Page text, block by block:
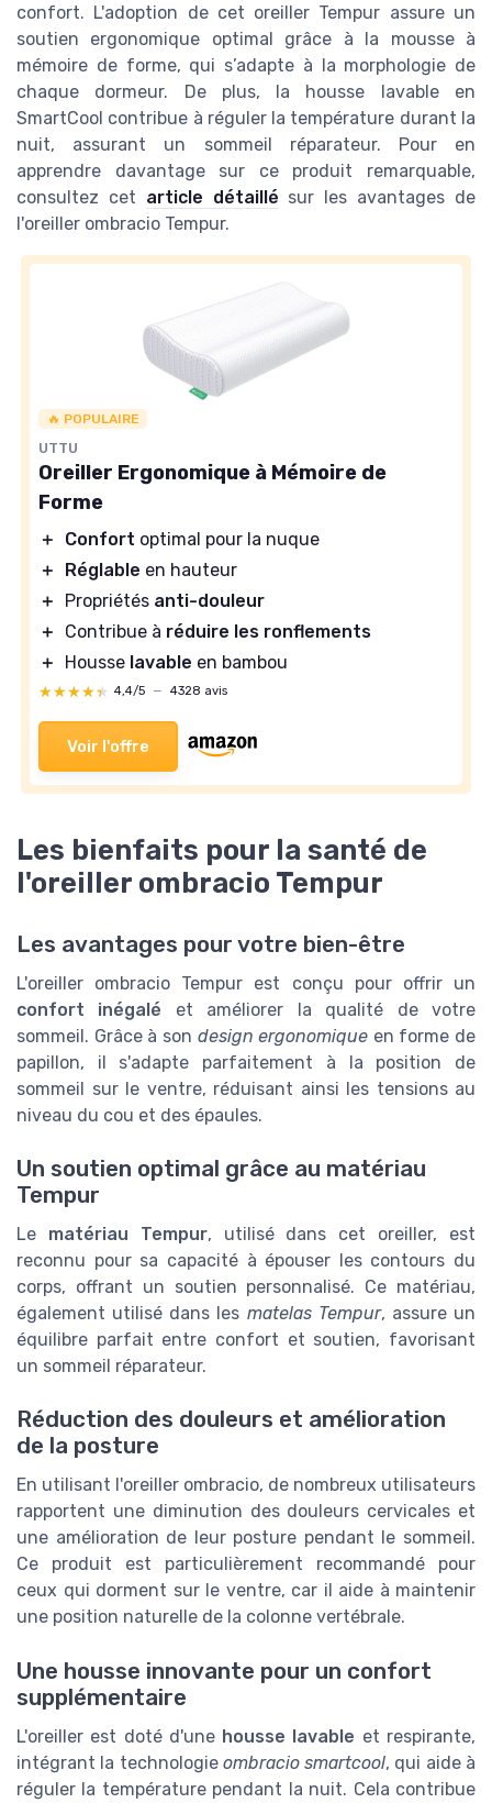
confort. L'adoption de cet oreiller Tempur assure un
soutien ergonomique optimal grâce à la mousse à
mémoire de forme, qui s’adapte à la morphologie de
chaque dormeur. De plus, la housse lavable en
SmartCool contribue à réguler la température durant la
nuit, assurant un sommeil réparateur. Pour en
apprendre davantage sur ce produit remarquable,
consultez cet article détaillé sur les avantages de
l'oreiller ombracio Tempur.
🔥 POPULAIRE
UTTU
Oreiller Ergonomique à Mémoire de
Forme
＋ Confort optimal pour la nuque
＋
Réglable en hauteur
＋
Propriétés anti-douleur
＋
Contribue à réduire les ronflements
＋
Housse lavable en bambou
★★★★★
★★★★★ 4,4/5 — 4328 avis
Voir l'offre
Les bienfaits pour la santé de
l'oreiller ombracio Tempur
Les avantages pour votre bien-être
L'oreiller ombracio Tempur est conçu pour offrir un
confort inégalé et améliorer la qualité de votre
sommeil. Grâce à son design ergonomique en forme de
papillon, il s'adapte parfaitement à la position de
sommeil sur le ventre, réduisant ainsi les tensions au
niveau du cou et des épaules.
Un soutien optimal grâce au matériau
Tempur
Le matériau Tempur, utilisé dans cet oreiller, est
reconnu pour sa capacité à épouser les contours du
corps, offrant un soutien personnalisé. Ce matériau,
également utilisé dans les matelas Tempur, assure un
équilibre parfait entre confort et soutien, favorisant
un sommeil réparateur.
Réduction des douleurs et amélioration
de la posture
En utilisant l'oreiller ombracio, de nombreux utilisateurs
rapportent une diminution des douleurs cervicales et
une amélioration de leur posture pendant le sommeil.
Ce produit est particulièrement recommandé pour
ceux qui dorment sur le ventre, car il aide à maintenir
une position naturelle de la colonne vertébrale.
Une housse innovante pour un confort
supplémentaire
L'oreiller est doté d'une housse lavable et respirante,
intégrant la technologie ombracio smartcool, qui aide à
réguler la température pendant la nuit. Cela contribue